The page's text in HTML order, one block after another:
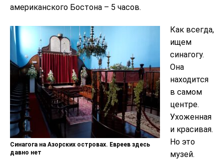
американского Бостона – 5 часов.
Синагога на Азорских островах. Евреев здесь
давно нет
Как всегда,
ищем
синагогу.
Она
находится
в самом
центре.
Ухоженная
и красивая.
Но это
музей.